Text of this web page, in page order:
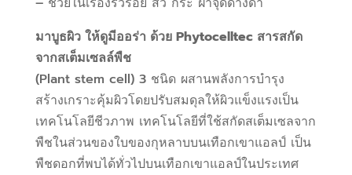
มาบูธผิว ให้ดูมีออร่า ด้วย Phytocelltec สารสกัด
จากสเต็มเซลล์พืช
(Plant stem cell) 3 ชนิด ผสานพลังการบำรุง
สร้างเกราะคุ้มผิวโดยปรับสมดุลให้ผิวแข็งแรงเป็น
เทคโนโลยีชีวภาพ เทคโนโลยีที่ใช้สกัดสเต็มเซลจาก
พืชในส่วนของใบของกุหลาบบนเทือกเขาแอลป์ เป็น
พืชดอกที่พบได้ทั่วไปบนเทือกเขาแอลป์ในประเทศ